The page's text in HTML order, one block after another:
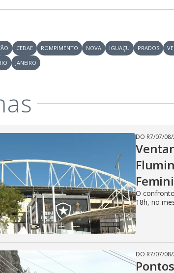
CEDAE ROMPIMENTO NOVA IGUAÇU PRADOS
JANEIRO
DO R7/07/
O
18h, no
DO R7/07/